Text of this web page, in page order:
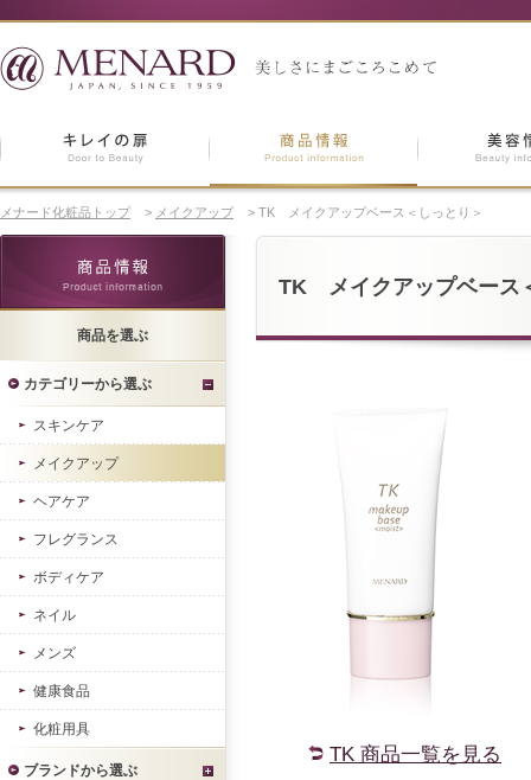
メナード化粧品トップ > メイクアップ > TK メイクアップベース＜しっとり＞
TK メイクアップベース
TK 商品一覧を見る
商品を選ぶ
カテゴリーから選ぶ
スキンケア
メイクアップ
ヘアケア
フレグランス
ボディケア
ネイル
メンズ
健康食品
化粧用具
ブランドから選ぶ